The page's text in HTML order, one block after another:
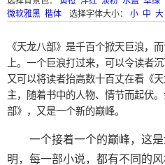
微软雅黑 楷体 选择字体大小： 小 中 大
《天龙八部》是千百个掀天巨浪，
上。一个巨浪打过来，可以令读者
又可以将读者抬高数十百丈在看《
主，随着书中的人物、情节而起伏
部》，又是一个新的巅峰。
一个接着一个的巅峰，这
明，每一部小说，都有不同的